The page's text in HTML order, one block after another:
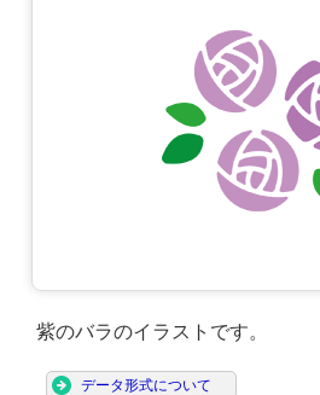
紫のバラのイラストです。
データ形式について